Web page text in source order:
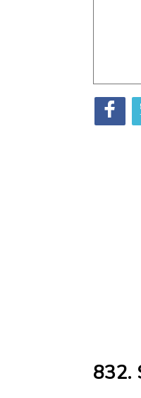
832.